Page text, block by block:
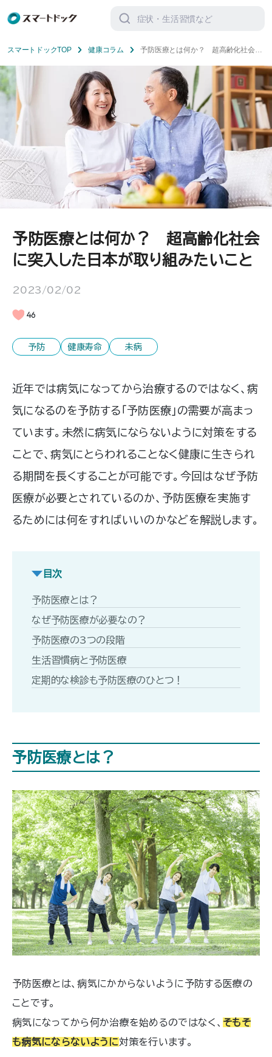
索
スマートドックTOP 健康コラム
予防医療とは何か？ 超高齢化社会に
予防医療とは何か？ 超高齢化社会
に突入した日本が取り組みたいこと
2023/02/02
46
予防 健康寿命 未病
近年では病気になってから治療するのではなく、病
気になるのを予防する「予防医療」の需要が高まっ
ています。未然に病気にならないように対策をする
ことで、病気にとらわれることなく健康に生きられ
る期間を長くすることが可能です。今回はなぜ予防
医療が必要とされているのか、予防医療を実施す
るためには何をすればいいのかなどを解説します。
目次
予防医療とは？
なぜ予防医療が必要なの？
予防医療の3つの段階
生活習慣病と予防医療
定期的な検診も予防医療のひとつ！
予防医療とは？
予防医療とは、病気にかからないように予防する医療の
ことです。
病気になってから何か治療を始めるのではなく、 そもそ
も病気にならないように対策を行います。